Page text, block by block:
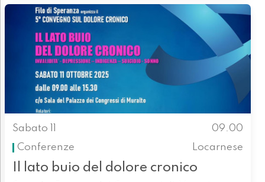
Sabato 11
09.00
Conferenze
Locarnese
Il lato buio del dolore cronico